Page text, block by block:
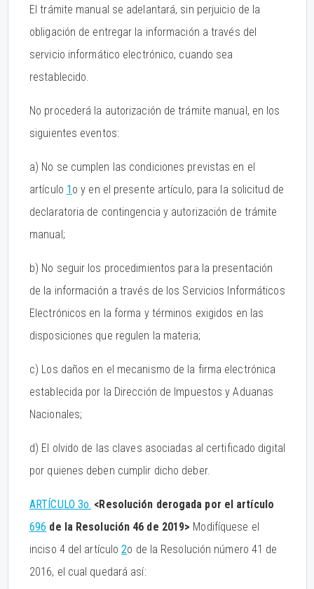
El trámite manual se adelantará, sin perjuicio de la
obligación de entregar la información a través del
servicio informático electrónico, cuando sea
restablecido.
No procederá la autorización de trámite manual, en los
siguientes eventos:
a) No se cumplen las condiciones previstas en el
artículo 1o y en el presente artículo, para la solicitud de
declaratoria de contingencia y autorización de trámite
manual;
b) No seguir los procedimientos para la presentación
de la información a través de los Servicios Informáticos
Electrónicos en la forma y términos exigidos en las
disposiciones que regulen la materia;
c) Los daños en el mecanismo de la firma electrónica
establecida por la Dirección de Impuestos y Aduanas
Nacionales;
d) El olvido de las claves asociadas al certificado digital
por quienes deben cumplir dicho deber.
ARTÍCULO 3o. <Resolución derogada por el artículo
696 de la Resolución 46 de 2019> Modifíquese el
inciso 4 del artículo2o de la Resolución número 41 de
2016, el cual quedará así: